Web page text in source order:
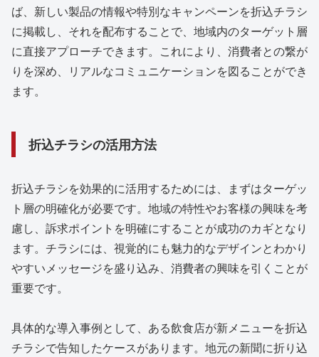
ば、新しい製品の情報や特別なキャンペーンを折込チラシ
に掲載し、それを配布することで、地域内のターゲット層
に直接アプローチできます。これにより、消費者との繋が
りを深め、リアルなコミュニケーションを図ることができ
ます。
折込チラシの活用方法
折込チラシを効果的に活用するためには、まずはターゲッ
ト層の明確化が必要です。地域の特性やお客様の興味を考
慮し、訴求ポイントを明確にすることが成功のカギとなり
ます。チラシには、視覚的にも魅力的なデザインとわかり
やすいメッセージを盛り込み、消費者の興味を引くことが
重要です。
具体的な導入事例として、ある飲食店が新メニューを折込
チラシで告知したケースがあります。地元の新聞に折り込